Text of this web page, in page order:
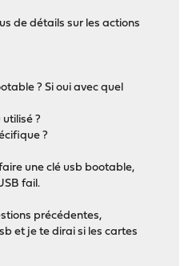
de détails sur les actions
? Si oui avec quel
?
?
une clé usb bootable,
fail.
précédentes,
et je te dirai si les cartes